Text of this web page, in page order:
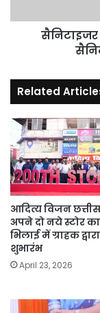
मानकों
Related
आदित्य विजन
अपने दो नये स्टोर
भिलाई में ग्राहक
शुभारंभ
April 23, 2026